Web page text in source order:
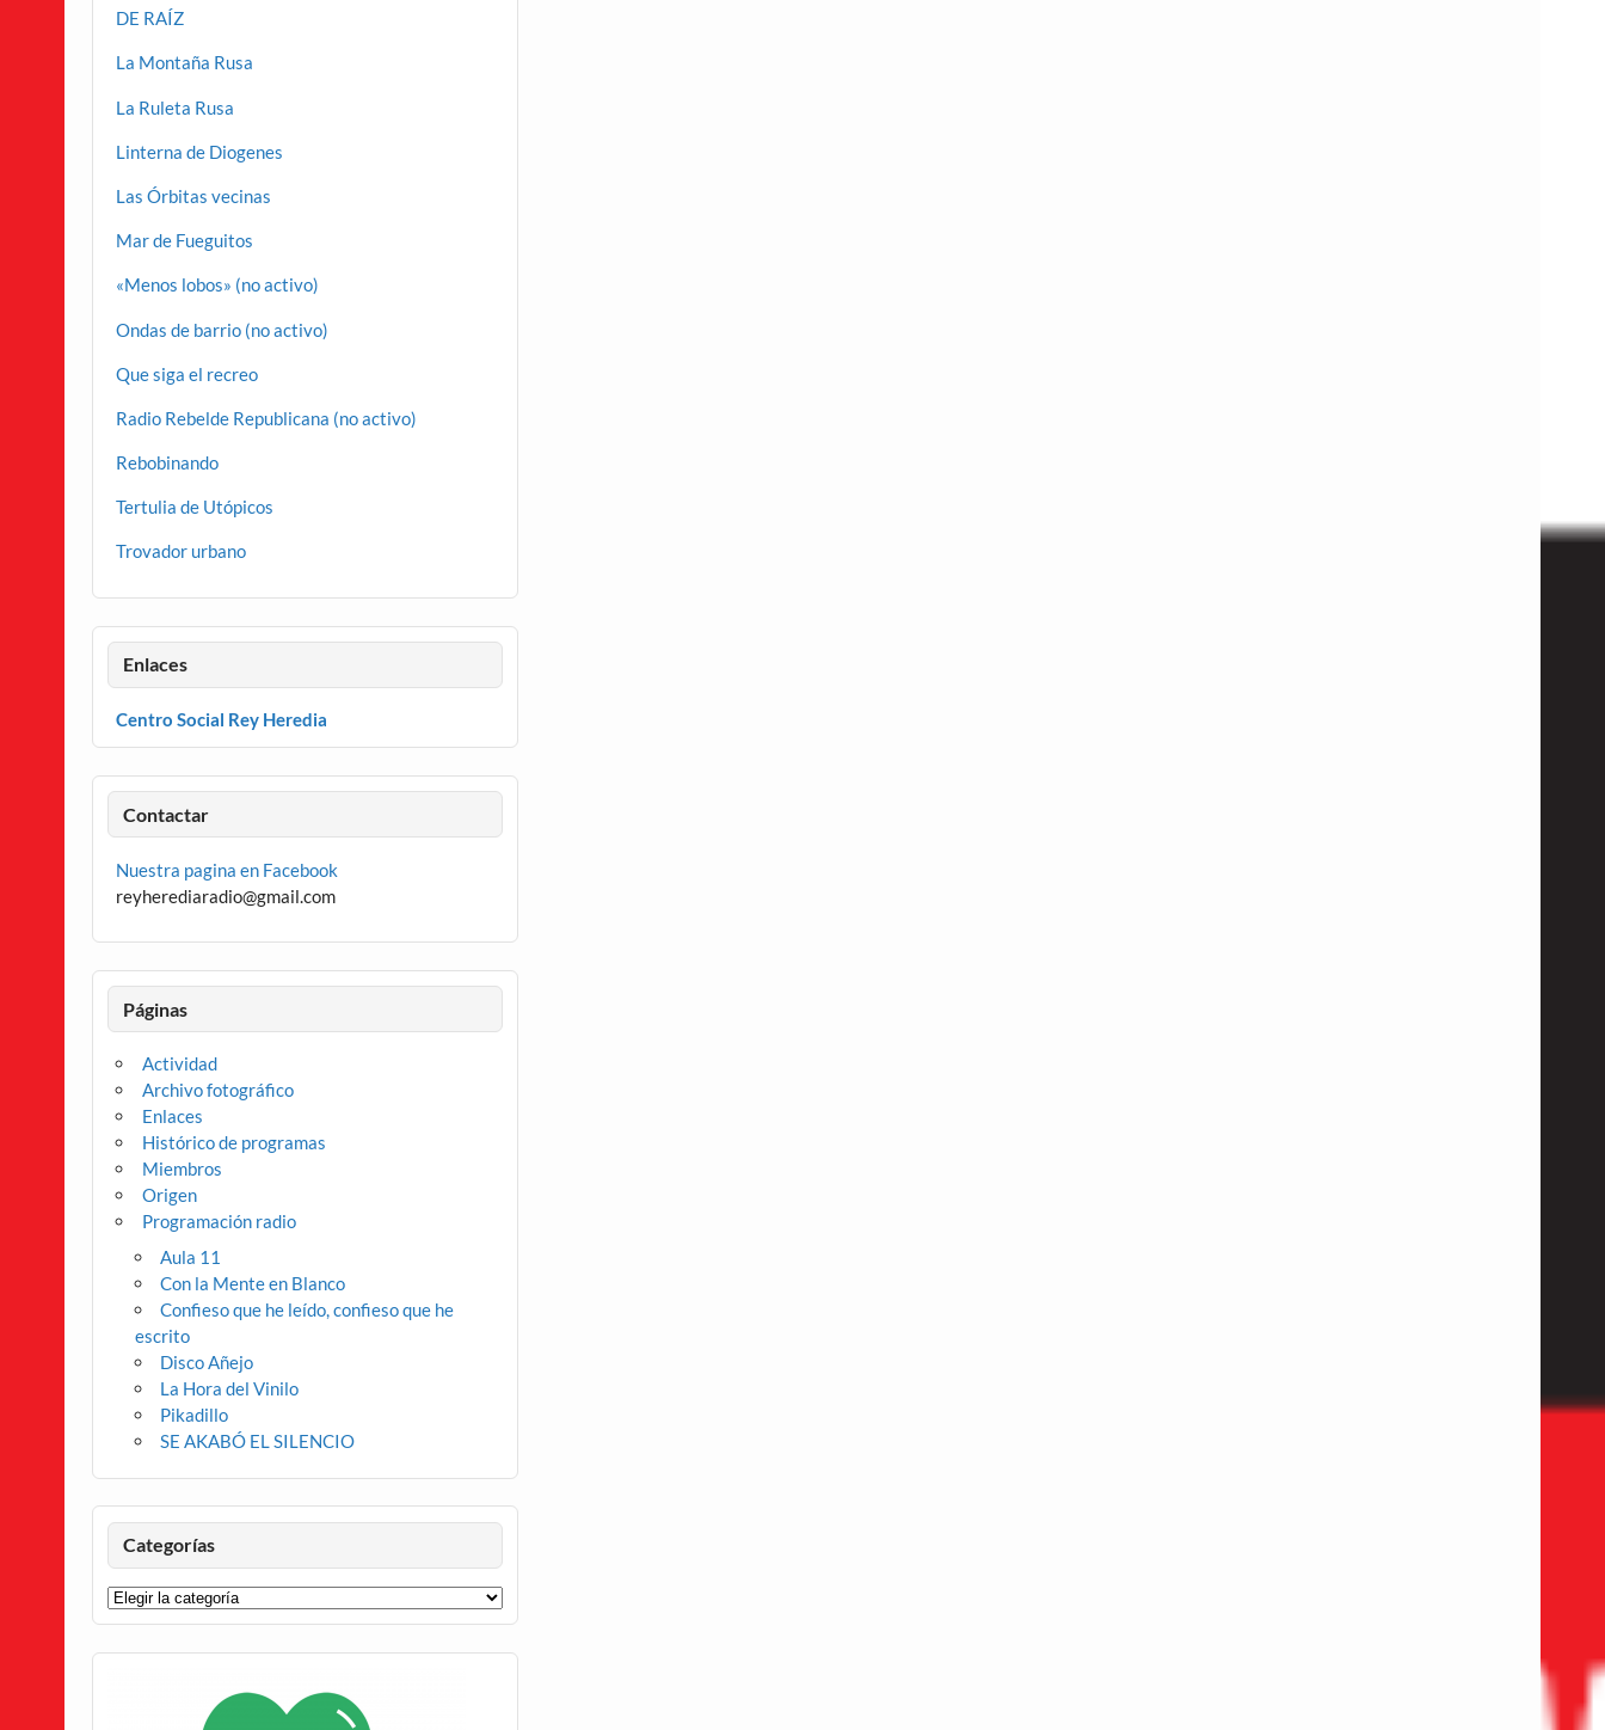
DE RAÍZ
La Montaña Rusa
La Ruleta Rusa
Linterna de Diogenes
Las Órbitas vecinas
Mar de Fueguitos
«Menos lobos» (no activo)
Ondas de barrio (no activo)
Que siga el recreo
Radio Rebelde Republicana (no activo)
Rebobinando
Tertulia de Utópicos
Trovador urbano
Enlaces
Centro Social Rey Heredia
Contactar
Nuestra pagina en Facebook
reyherediaradio@gmail.com
Páginas
Actividad
Archivo fotográfico
Enlaces
Histórico de programas
Miembros
Origen
Programación radio
Aula 11
Con la Mente en Blanco
Confieso que he leído, confieso que he
escrito
Disco Añejo
La Hora del Vinilo
Pikadillo
SE AKABÓ EL SILENCIO
Categorías
Categorías